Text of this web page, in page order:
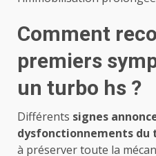
Comment
premiers
un turbo hs ?
Différents signes
dysfonctionnements du
à préserver toute la